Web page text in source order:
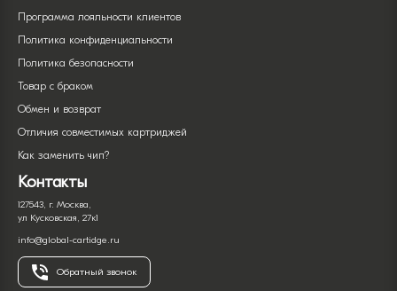
Программа лояльности клиентов
Политика конфиденциальности
Политика безопасности
Товар с браком
Обмен и возврат
Отличия совместимых картриджей
Как заменить чип?
Контакты
127543, г. Москва,
ул Кусковская, 27к1
info@global-cartidge.ru
Обратный звонок